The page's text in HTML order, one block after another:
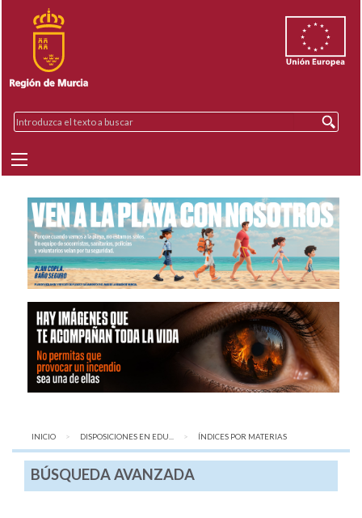
INICIO DISPOSICIONES EN EDU... AQUÍ:
ÍNDICES POR MATERIAS
BÚSQUEDA AVANZADA